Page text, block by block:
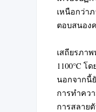
เหนือกว่า
ตอบสนอง
เสถียรภา
1100°C
นอกจากนี้
การทำคว
การสลาย